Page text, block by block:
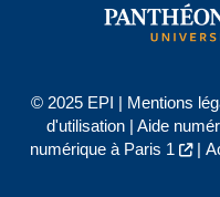
© 2025 EPI | Mentions
d'utilisation| Aide
numérique à Paris 1
|